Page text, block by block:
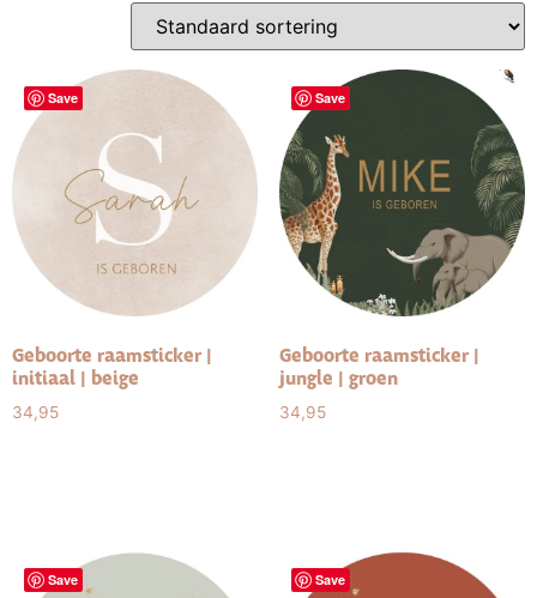
Save
Geboorte raamsticker |
initiaal | beige
34,95
Save
Geboorte raamsticker |
jungle | groen
34,95
Save Save